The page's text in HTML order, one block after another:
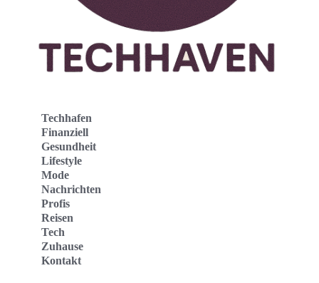
Techhafen
Finanziell
Gesundheit
Lifestyle
Mode
Nachrichten
Profis
Reisen
Tech
Zuhause
Kontakt